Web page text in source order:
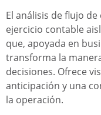
El análisis de flujo
ejercicio contable
que, apoyada en
transforma la
decisiones. Ofrece
anticipación y una
la operación.